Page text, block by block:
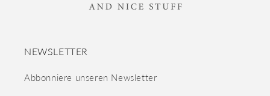
NEWSLETTER
Abbonniere unseren Newsletter